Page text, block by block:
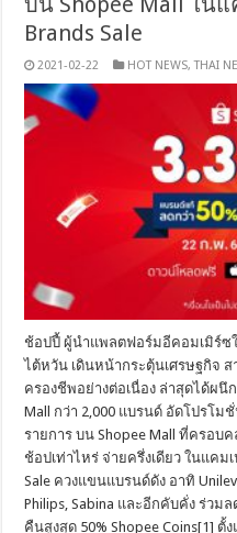
Brands Sale
2021-02-22 HOT NEWS,THAI
ช้อปปี้ ผู้นำแพลตฟอร์มอีคอมเมิร์ซ
ไต้หวัน เดินหน้ากระตุ้นเศรษฐกิจ
ครองชีพอย่างต่อเนื่อง ล่าสุดได้ผ
Mall กว่า 2,000 แบรนด์ อัดโปรโ
รายการ บน Shopee Mall ที่ครอ
ช้อปเท่าไหร่ จ่ายครึ่งเดียว ในแคม
Sale ควงแขนแบรนด์ดัง อาทิ
Philips, Sabina และอีกคับคั่ง ร่วม
คืนสูงสุด 50% Shopee Coins[1]